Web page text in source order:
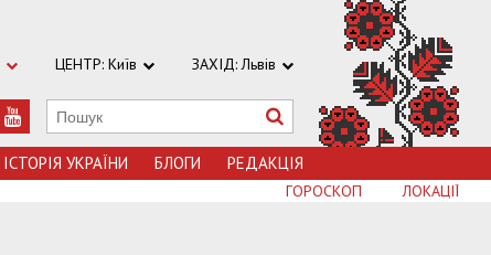
ЦЕНТР: Київ ЗАХІД: Львів
ІСТОРІЯ УКРАЇНИ БЛОГИ РЕДАКЦІЯ
ЛОКАЦІЇ
ГОРОСКОП